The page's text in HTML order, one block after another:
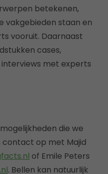
betekenen,
vakgebieden staan en
vooruit. Daarnaast
cases,
met experts
die we
contact op met Majid
of Emile Peters
. Bellen kan natuurlijk